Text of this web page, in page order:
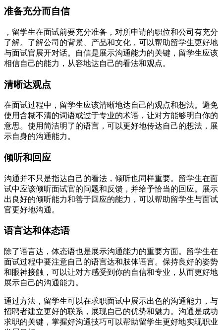
准备充分而自信
，留学生在面试前要充分准备，对所申请的职位和公司有充分
了解。了解公司的背景、产品和文化，可以帮助留学生更好地
与面试官展开对话。自信是展示沟通能力的关键，留学生应该
相信自己的能力，从容地达自己的看法和观点。
清晰达观点
在面试过程中，留学生应该清晰地达自己的观点和想法。避免
使用含糊不清的词语或过于专业的术语，让对方能够明白你的
意思。使用简洁明了的语言，可以更好地传达自己的想法，展
示自身的沟通能力。
倾听和回应
沟通并不只是指达自己的看法，倾听也同样重要。留学生在面
试中应该倾听面试官的问题和反馈，并给予恰当的回应。展示
出良好的倾听能力和善于回应的能力，可以帮助留学生与面试
官更好地沟通。
语言达和体态语
除了语言达，体态语也是展示沟通能力的重要方面。留学生在
面试过程中要注意自己的语言达和肢体语言。保持良好的姿势
和眼神接触，可以让对方感受到你的自信和专业，从而更好地
展示自己的沟通能力。
通过方法，留学生可以在求职面试中展示出色的沟通能力，与
招聘者建立更好的联系，展现自己的优势和魅力。沟通是成功
求职的关键，掌握好沟通技巧可以帮助留学生更好地实现职业